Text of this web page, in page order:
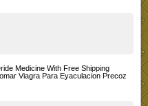
Medicine With Free Shipping
Viagra Para Eyaculacion Precoz